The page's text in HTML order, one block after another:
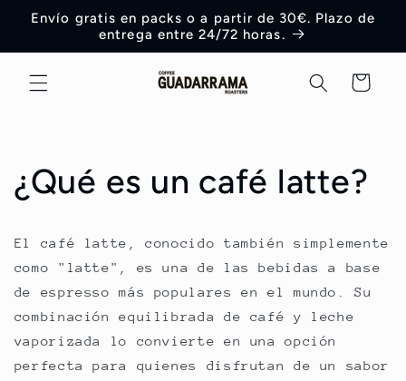
directamente
al contenido
Envío gratis en packs o a partir de 30€. Plazo de
entrega entre 24/72 horas.
Carrito
¿Qué es un café latte?
El café latte, conocido también simplemente
como "latte", es una de las bebidas a base
de espresso más populares en el mundo. Su
combinación equilibrada de café y leche
vaporizada lo convierte en una opción
perfecta para quienes disfrutan de un sabor